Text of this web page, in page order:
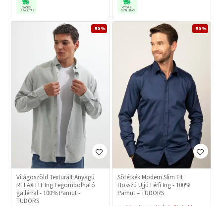
GYORS
SZÁLLÍTÁS
GYORS
SZÁLLÍTÁS
-50 %
Világoszöld Texturált Anyagú
RELAX FIT Ing Legombolható
gallérral - 100% Pamut -
TUDORS
-50 %
Sötétkék Modern Slim Fit
Hosszú Ujjú Férfi Ing - 100%
Pamut – TUDORS